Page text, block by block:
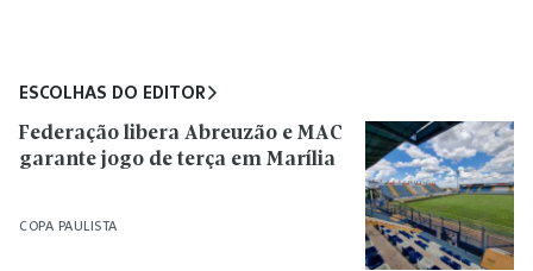
ESCOLHAS DO EDITOR
COPA PAULISTA
Federação libera Abreuzão e MAC
garante jogo de terça em Marília